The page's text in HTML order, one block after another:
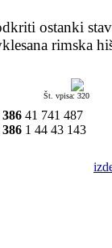
ostanki
rimska
Št. vpisa: 320
386 41 741 487
1 44 43 143